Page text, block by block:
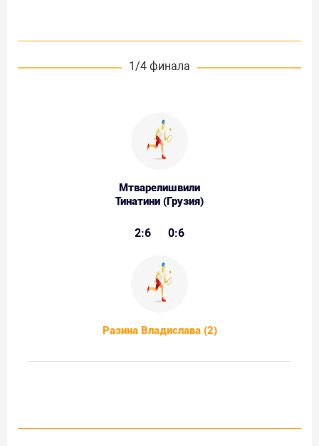
1/4 финала
Мтварелишвили
Тинатини (Грузия)
2:6 0:6
Разина Владислава (2)